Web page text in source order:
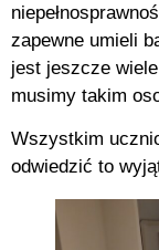
zapewne umieli
jest jeszcze
musimy takim
Wszystkim
odwiedzić to